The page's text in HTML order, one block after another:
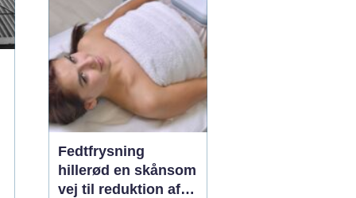
og gør det svæ...
Fedtfrysning
hillerød en skånsom
vej til reduktion af